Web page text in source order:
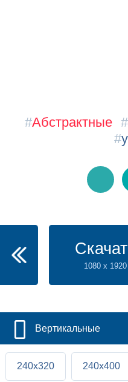
#Абстрактные #
#
1080 x 1920
Вертикальные
240x320 240x400